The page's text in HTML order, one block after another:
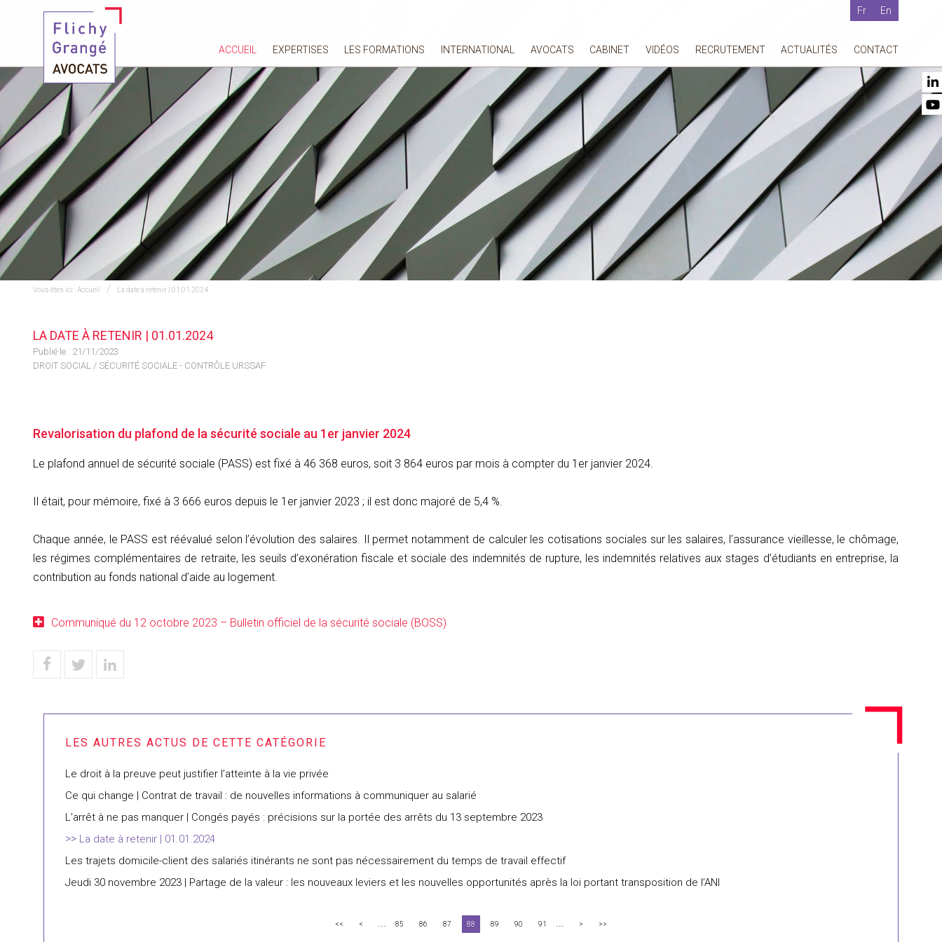
Fr En
ACCUEIL EXPERTISES LES FORMATIONS INTERNATIONAL AVOCATS CABINET VIDÉOS RECRUTEMENT ACTUALITÉS CONTACT
Vous êtes ici :Accueil La date à retenir | 01.01.2024
LA DATE À RETENIR | 01.01.2024
Publié le : 21/11/2023
DROIT SOCIAL / SÉCURITÉ SOCIALE - CONTRÔLE URSSAF
Revalorisation du plafond de la sécurité sociale au 1er janvier 2024
Le plafond annuel de sécurité sociale (PASS) est fixé à 46 368 euros, soit 3 864 euros par mois à compter du 1er janvier 2024.
Il était, pour mémoire, fixé à 3 666 euros depuis le 1er janvier 2023 ; il est donc majoré de 5,4 %.
Chaque année, le PASS est réévalué selon l’évolution des salaires. Il permet notamment de calculer les cotisations sociales sur les salaires, l’assurance vieillesse, le chômage,
les régimes complémentaires de retraite, les seuils d’exonération fiscale et sociale des indemnités de rupture, les indemnités relatives aux stages d’étudiants en entreprise, la
contribution au fonds national d’aide au logement.
Communiqué du 12 octobre 2023 – Bulletin officiel de la sécurité sociale (BOSS)
Le droit à la preuve peut justifier l’atteinte à la vie privée
Ce qui change | Contrat de travail : de nouvelles informations à communiquer au salarié
L'arrêt à ne pas manquer | Congés payés : précisions sur la portée des arrêts du 13 septembre 2023
La date à retenir | 01.01.2024
Les trajets domicile-client des salariés itinérants ne sont pas nécessairement du temps de travail effectif
Jeudi 30 novembre 2023 | Partage de la valeur : les nouveaux leviers et les nouvelles opportunités après la loi portant transposition de l’ANI
<< < ... 85 86 87 88 89 90 91 ... > >>